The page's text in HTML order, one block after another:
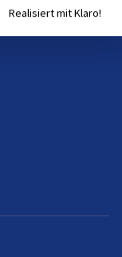
Realisiert mit Klaro!